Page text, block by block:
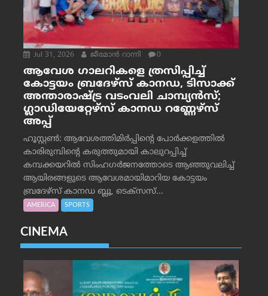
Jul 31, 2026 ജീമോന്‍ റാന്നി 0
ആവേശ ഗാലറികളെ ത്രസിപ്പിച്ച്
കോട്ടയം ബ്രദേഴ്‌സ് കാനഡ, ടിസാക്ക്
അന്താരാഷ്ട്ര വടംവലി ചാമ്പ്യന്‍സ്;
ഗ്ലാഡിയേറ്റേഴ്‌സ് കാനഡ റണ്ണേഴ്‌സ്
അപ്പ്
ഹൂസ്റ്റണ്‍: ആവേശത്തിമിര്‍പ്പിന്റെ പോര്‍ക്കളത്തില്‍
കാരിരുമ്പിന്റെ കരുത്തുമായി കാലുറപ്പിച്ച്
കമ്പക്കയറില്‍ സിംഹഗര്‍ജനത്തോടെ ആഞ്ഞുവലിച്ച്
ആയിരങ്ങളുടെ ആവേശമായിമാറിയ കോട്ടയം
ബ്രദേഴ്‌സ് കാനഡ ബ്ലൂ, ടെക്‌സസ്...
AMERICA SPORTS
CINEMA